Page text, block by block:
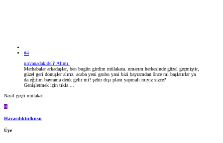
#4
nirvanadakideli' Alıntı:
Merhabalar arkadaşlar, ben bugün girdim mülakata. umarım herkesinde güzel geçmiştir,
güzel geri dönüşler alırız. acaba yeni grubu yani bizi bayramdan önce mi başlatırlar ya
da eğitim bayrama denk gelir mi? şehir dışı planı yapmalı mıyız sizce?
Genişletmek için tıkla ...
Nasıl geçti mülakat
H
Havacılıktutkusu
Üye